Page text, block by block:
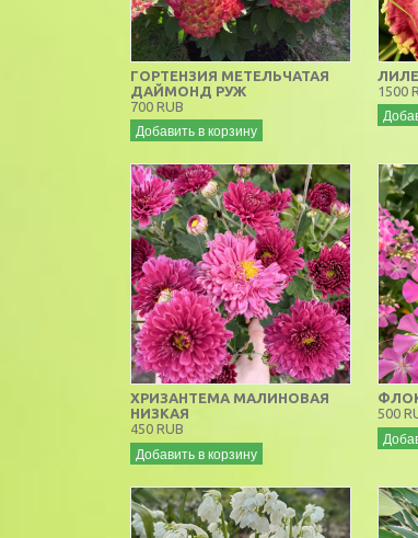
ГОРТЕНЗИЯ МЕТЕЛЬЧАТАЯ
ДАЙМОНД РУЖ
700 RUB
Добавить в корзину
1500
ХРИЗАНТЕМА МАЛИНОВАЯ
НИЗКАЯ
450 RUB
Добавить в корзину
500